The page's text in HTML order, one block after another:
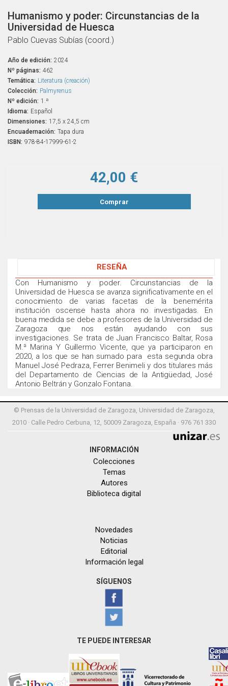
Humanismo y poder: Circunstancias de la
Universidad de Huesca
Pablo Cuevas Subías (coord.)
Año de edición: 2024
Nº páginas: 462
Temática: Literatura (creación)
Colección: Palmyrenus
Nº edición: 1.ª
Idioma: Español
Dimensiones: 17,5 x 24,5 cm
Encuadernación: Tapa dura
ISBN: 978-84-17999-61-2
42,00 €
Comprar
RESEÑA
Con Humanismo y poder. Circunstancias de la
Universidad de Huesca se avanza significativamente en el
conocimiento de varias facetas de la benemérita
institución oscense hasta ahora no investigadas. En
buena medida se debe a profesores de la Universidad de
Zaragoza que nos están ayudando con sus
investigaciones. Se trata de Juan Francisco Baltar, Rosa
M.ª Marina Y Guillermo Vicente, que ya participaron en
2020, a los que se han sumado para esta segunda obra
Manuel José Pedraza, Ferrer Benimeli y dos titulares más
del Departamento de Ciencias de la Antigüedad, José
Antonio Beltrán y Gonzalo Fontana.
© Prensas de la Universidad de Zaragoza, Universidad de Zaragoza,
2010 · Calle Pedro Cerbuna, 12, 50009 Zaragoza, España · 976 761 330
INFORMACIÓN
Colecciones
Temas
Autores
Biblioteca digital
Novedades
Noticias
Editorial
Información legal
SÍGUENOS
TE PUEDE INTERESAR